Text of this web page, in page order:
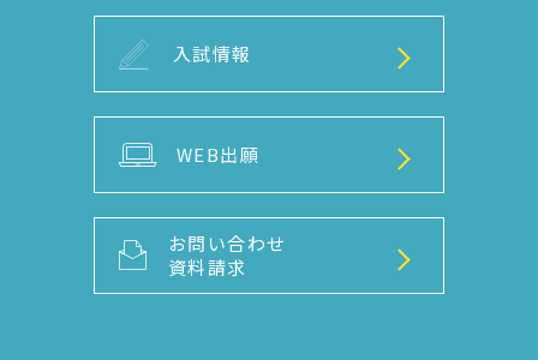
入試情報
WEB出願
お問い合わせ
資料請求